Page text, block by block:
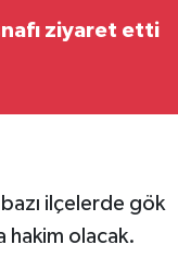
ziyaret etti
ilçelerde gök
hakim olacak.